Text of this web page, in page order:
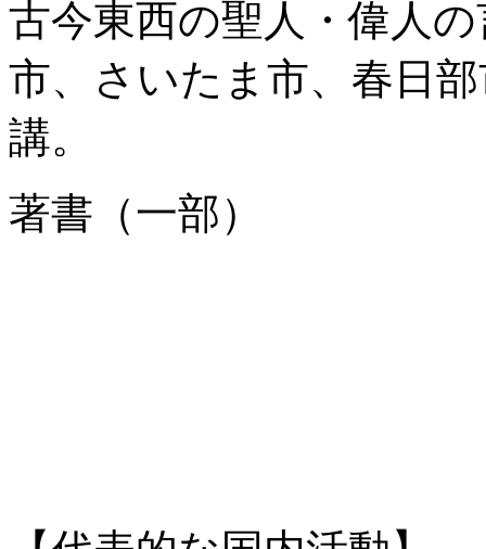
古今東西の聖人・偉人
市、さいたま市、春日
講。
著書（一部）